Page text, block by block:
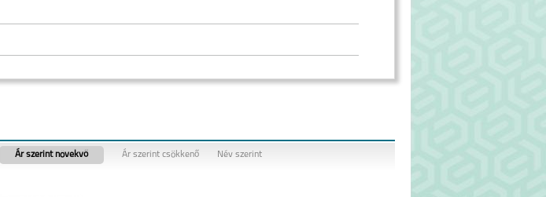
Ár szerint növekvő Ár szerint csökkenő Név szerint